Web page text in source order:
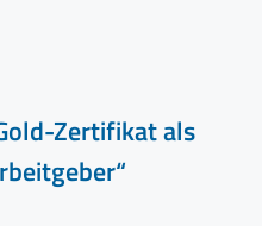
Zertifikat als